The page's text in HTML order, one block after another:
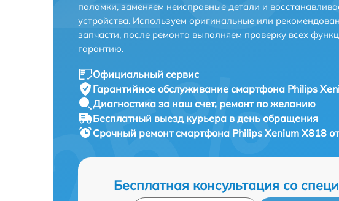
поломки, заменяем неисправные детали и
устройства. Используем оригинальные или
запчасти, после ремонта выполняем проверку всех
гарантию.
Официальный сервис
Гарантийное обслуживание смартфона Philips
Диагностика за наш счет, ремонт по желанию
Бесплатный выезд курьера в день обращения
Срочный ремонтсмартфона Philips Xenium X818
Бесплатная консультация со